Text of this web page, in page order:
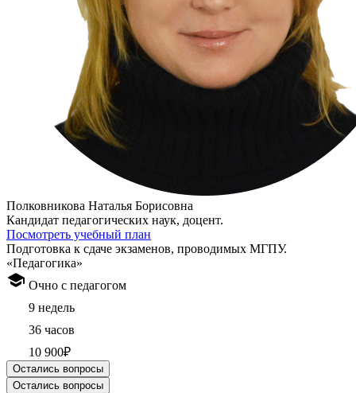
Полковникова Наталья Борисовна
Кандидат педагогических наук, доцент.
Посмотреть учебный план
Подготовка к сдаче экзаменов, проводимых МГПУ.
«Педагогика»
Очно с педагогом
9 недель
36 часов
10 900₽
Остались вопросы
Остались вопросы